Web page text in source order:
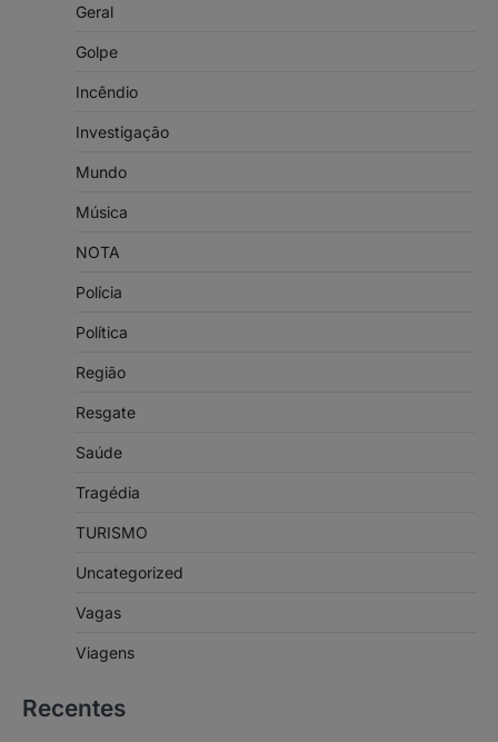
Geral
Golpe
Incêndio
Investigação
Mundo
Música
NOTA
Polícia
Política
Região
Resgate
Saúde
Tragédia
TURISMO
Uncategorized
Vagas
Viagens
Recentes